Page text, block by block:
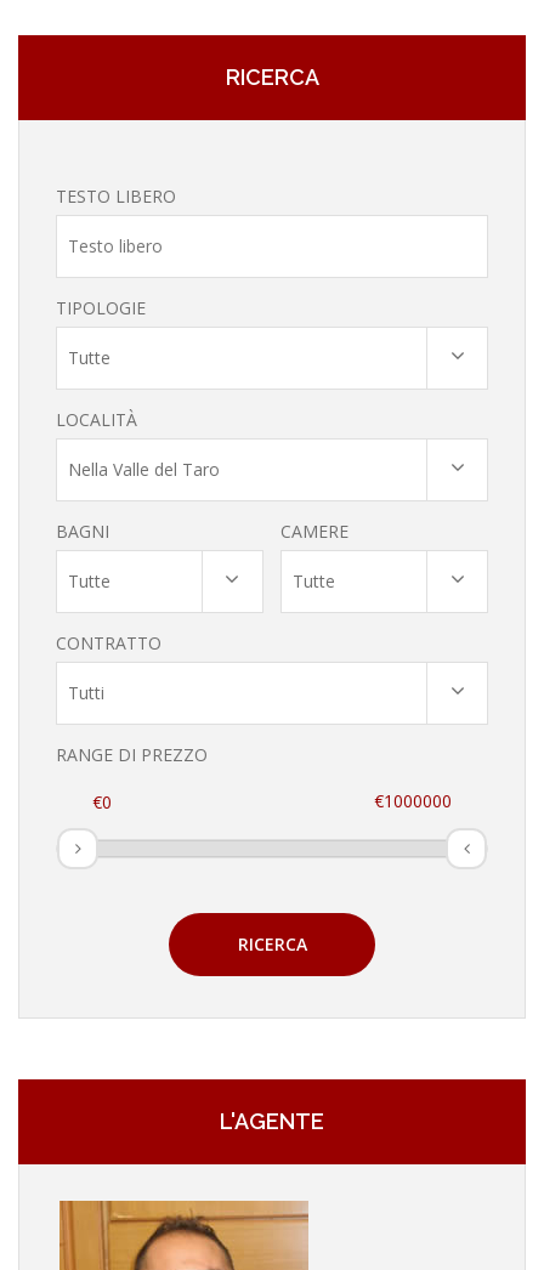
RICERCA
TESTO LIBERO
TIPOLOGIE
Tutte
LOCALITÀ
Nella Valle del Taro
BAGNI
Tutte
CAMERE
Tutte
CONTRATTO
Tutti
RANGE DI PREZZO
RICERCA
L'AGENTE